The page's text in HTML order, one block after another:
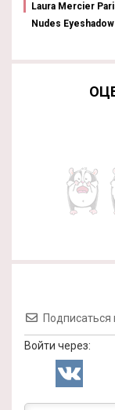
Laura Mercier
Nudes
Войти через: